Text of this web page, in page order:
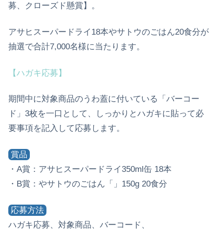
募、クローズド懸賞】。
アサヒスーパードライ18本やサトウのごはん20食分が
抽選で合計7,000名様に当たります。
【ハガキ応募】
期間中に対象商品のうわ蓋に付いている「バーコー
ド」3枚を一口として、しっかりとハガキに貼って必
要事項を記入して応募します。
賞品
・A賞：アサヒスーパードライ350ml缶 18本
・B賞：やサトウのごはん「」150g 20食分
応募方法
ハガキ応募、対象商品、バーコード、